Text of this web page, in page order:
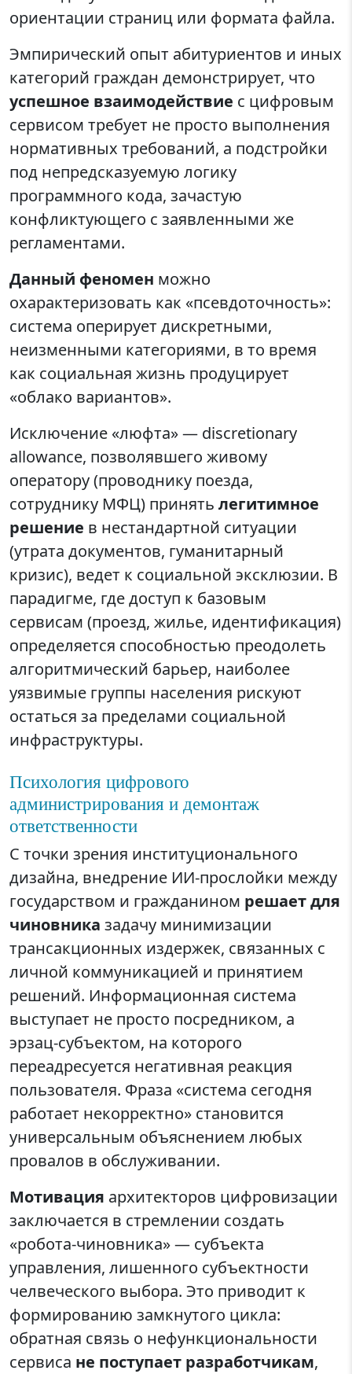
ориентации страниц или формата файла.
Эмпирический опыт абитуриентов и иных
категорий граждан демонстрирует, что
успешное взаимодействие с цифровым
сервисом требует не просто выполнения
нормативных требований, а подстройки
под непредсказуемую логику
программного кода, зачастую
конфликтующего с заявленными же
регламентами.
Данный феномен можно
охарактеризовать как «псевдоточность»:
система оперирует дискретными,
неизменными категориями, в то время
как социальная жизнь продуцирует
«облако вариантов».
Исключение «люфта» — discretionary
allowance, позволявшего живому
оператору (проводнику поезда,
сотруднику МФЦ) принять легитимное
решение в нестандартной ситуации
(утрата документов, гуманитарный
кризис), ведет к социальной эксклюзии. В
парадигме, где доступ к базовым
сервисам (проезд, жилье, идентификация)
определяется способностью преодолеть
алгоритмический барьер, наиболее
уязвимые группы населения рискуют
остаться за пределами социальной
инфраструктуры.
Психология цифрового
администрирования и демонтаж
ответственности
С точки зрения институционального
дизайна, внедрение ИИ-прослойки между
государством и гражданином решает для
чиновника задачу минимизации
трансакционных издержек, связанных с
личной коммуникацией и принятием
решений. Информационная система
выступает не просто посредником, а
эрзац-субъектом, на которого
переадресуется негативная реакция
пользователя. Фраза «система сегодня
работает некорректно» становится
универсальным объяснением любых
провалов в обслуживании.
Мотивация архитекторов цифровизации
заключается в стремлении создать
«робота-чиновника» — субъекта
управления, лишенного субъектности
челвеческого выбора. Это приводит к
формированию замкнутого цикла:
обратная связь о нефункциональности
сервиса не поступает разработчикам,